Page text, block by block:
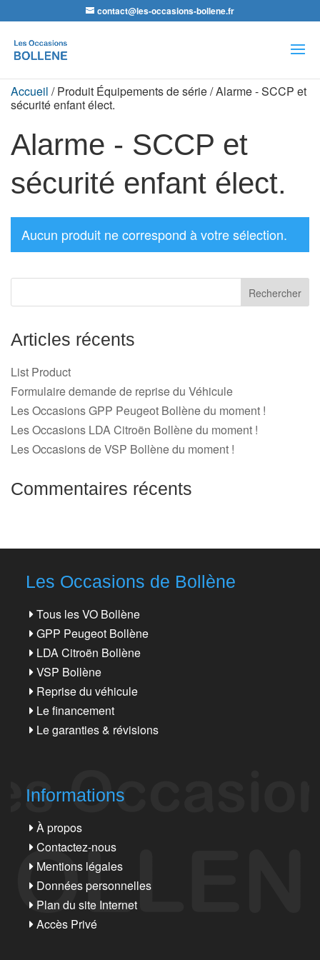
contact@les-occasions-bollene.fr
de
produits
Accueil / Produit Équipements de série / Alarme - SCCP et
sécurité enfant élect.
Alarme - SCCP et
sécurité enfant élect.
Aucun produit ne correspond à votre sélection.
Articles récents
List Product
Formulaire demande de reprise du Véhicule
Les Occasions GPP Peugeot Bollène du moment !
Les Occasions LDA Citroën Bollène du moment !
Les Occasions de VSP Bollène du moment !
Commentaires récents
Les Occasions de Bollène
Tous les VO Bollène
GPP Peugeot Bollène
LDA Citroën Bollène
VSP Bollène
Reprise du véhicule
Le financement
Le garanties & révisions
Informations
À propos
Contactez-nous
Mentions légales
Données personnelles
Plan du site Internet
Accès Privé